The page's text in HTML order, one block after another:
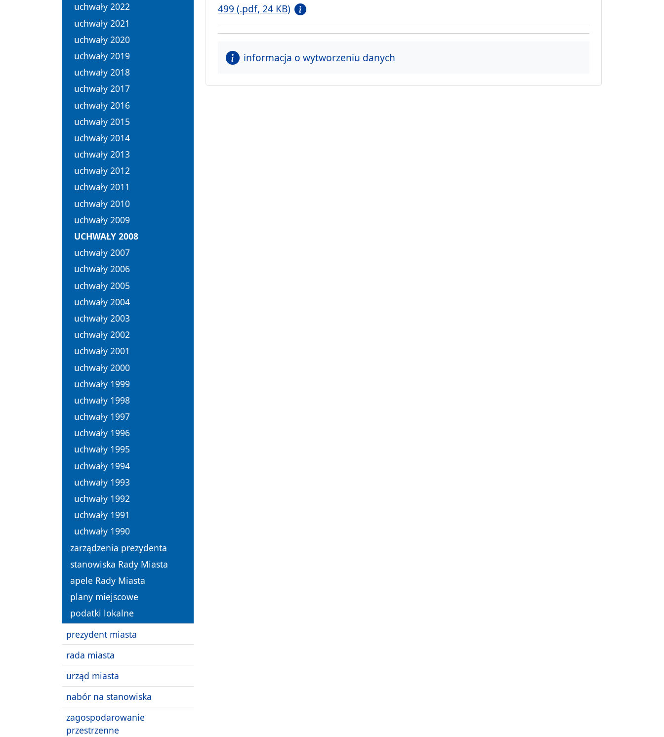
uchwały 2022
uchwały 2021
uchwały 2020
uchwały 2019
uchwały 2018
uchwały 2017
uchwały 2016
uchwały 2015
uchwały 2014
uchwały 2013
uchwały 2012
uchwały 2011
uchwały 2010
uchwały 2009
UCHWAŁY 2008
uchwały 2007
uchwały 2006
uchwały 2005
uchwały 2004
uchwały 2003
uchwały 2002
uchwały 2001
uchwały 2000
uchwały 1999
uchwały 1998
uchwały 1997
uchwały 1996
uchwały 1995
uchwały 1994
uchwały 1993
uchwały 1992
uchwały 1991
uchwały 1990
zarządzenia prezydenta
stanowiska Rady Miasta
apele Rady Miasta
plany miejscowe
podatki lokalne
prezydent miasta
rada miasta
urząd miasta
nabór na stanowiska
zagospodarowanie
przestrzenne
499 (.pdf, 24 KB)
informacja o wytworzeniu danych